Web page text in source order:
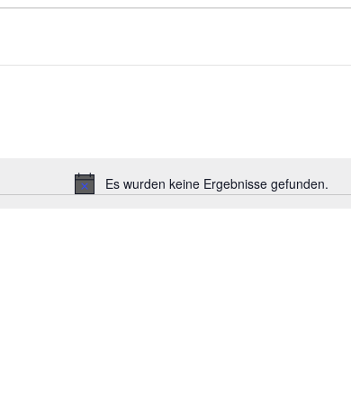
Hinweis
Es wurden keine Ergebnisse gefunden.